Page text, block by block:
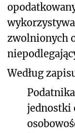
zwolnionych
Według
jednostki